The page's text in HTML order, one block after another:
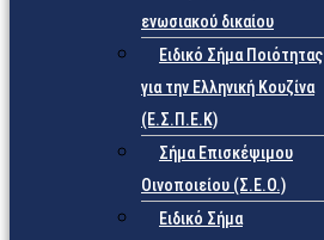
ενωσιακού δικαίου
Ειδικό Σήμα Ποιότητας
για την Ελληνική Κουζίνα
(Ε.Σ.Π.Ε.Κ)
Σήμα Επισκέψιμου
Οινοποιείου (Σ.Ε.Ο.)
Ειδικό Σήμα